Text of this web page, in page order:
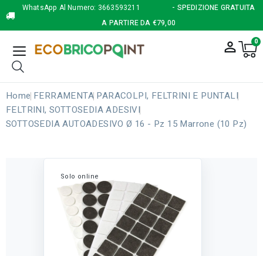
WhatsApp Al Numero: 3663593211
- SPEDIZIONE GRATUITA
A PARTIRE DA €79,00
person_outline 0
Home FERRAMENTA PARACOLPI, FELTRINI E PUNTALI
FELTRINI, SOTTOSEDIA ADESIVI
SOTTOSEDIA AUTOADESIVO Ø 16 - Pz 15 Marrone (10 Pz)
Solo online